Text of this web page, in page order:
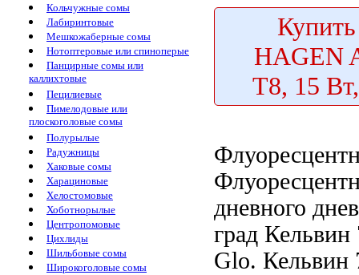
Кольчужные сомы
Лабиринтовые
Мешкожаберные сомы
Нотоптеровые или спиноперые
Панцирные сомы или
каллихтовые
Пецилиевые
Пимелодовые или
плоскоголовые сомы
Полурылые
Радужницы
Хаковые сомы
Харациновые
Хелостомовые
Хоботнорылые
Центропомовые
Цихлиды
Шильбовые сомы
Широкоголовые сомы
Купить
HAGEN
T8, 15
дневного
град Кельвин
Glo. Кельвин